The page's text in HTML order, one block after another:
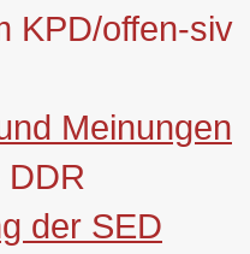
KPD/offen-siv
Meinungen
DDR
der SED